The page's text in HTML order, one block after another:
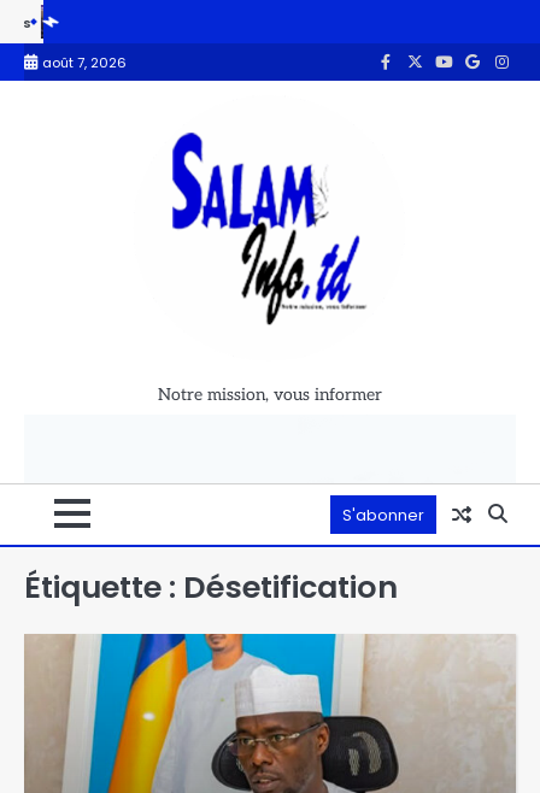
Fin du RGPH-3 : 4 314 752 ménages ont été recensés, soit un taux de
août 7, 2026
Notre mission, vous informer
S'abonner
Étiquette : Désetification